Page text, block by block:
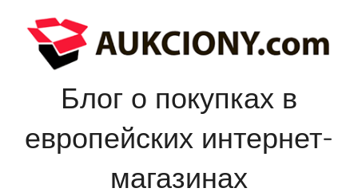
содержимому
Блог о покупках в
европейских интернет-
магазинах